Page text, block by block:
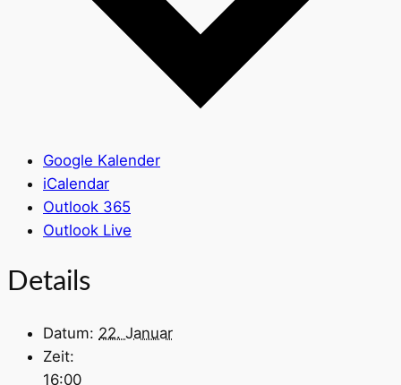
Google Kalender
iCalendar
Outlook 365
Outlook Live
Details
Datum: 22. Januar
Zeit:
16:00